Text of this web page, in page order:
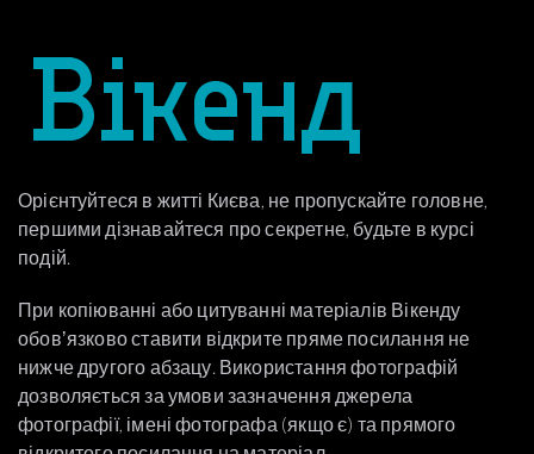
Орієнтуйтеся в житті Києва, не пропускайте головне,
першими дізнавайтеся про секретне, будьте в курсі
подій.
При копіюванні або цитуванні матеріалів Вікенду
обовʼязково ставити відкрите пряме посилання не
нижче другого абзацу. Використання фотографій
дозволяється за умови зазначення джерела
фотографії, імені фотографа (якщо є) та прямого